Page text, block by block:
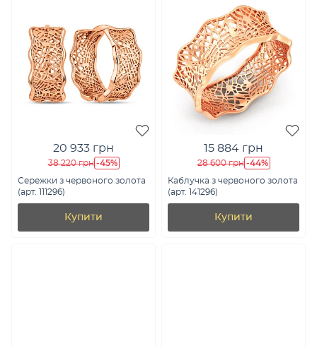
20 933 грн
38 220 грн -45%
Сережки з червоного золота
(арт. 111296)
Купити
15 884 грн
28 600 грн -44%
Каблучка з червоного золота
(арт. 141296)
Купити